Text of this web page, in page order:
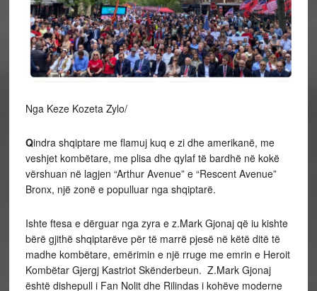
Nga Keze Kozeta Zylo/
Qindra shqiptare me flamuj kuq e zi dhe amerikanë, me
veshjet kombëtare, me plisa dhe qylaf të bardhë në kokë
vërshuan në lagjen “Arthur Avenue” e “Rescent Avenue”
Bronx, një zonë e populluar nga shqiptarë.
Ishte ftesa e dërguar nga zyra e z.Mark Gjonaj që iu kishte
bërë gjithë shqiptarëve për të marrë pjesë në këtë ditë të
madhe kombëtare, emërimin e një rruge me emrin e Heroit
Kombëtar Gjergj Kastriot Skënderbeun. Z.Mark Gjonaj
është dishepull i Fan Nolit dhe Rilindas i kohëve moderne